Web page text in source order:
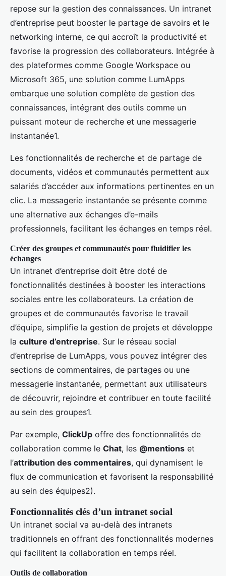
repose sur la gestion des connaissances. Un intranet
d’entreprise peut booster le partage de savoirs et le
networking interne, ce qui accroît la productivité et
favorise la progression des collaborateurs. Intégrée à
des plateformes comme Google Workspace ou
Microsoft 365, une solution comme LumApps
embarque une solution complète de gestion des
connaissances, intégrant des outils comme un
puissant moteur de recherche et une messagerie
instantanée1.
Les fonctionnalités de recherche et de partage de
documents, vidéos et communautés permettent aux
salariés d’accéder aux informations pertinentes en un
clic. La messagerie instantanée se présente comme
une alternative aux échanges d’e-mails
professionnels, facilitant les échanges en temps réel.
Créer des groupes et communautés pour fluidifier les
échanges
Un intranet d’entreprise doit être doté de
fonctionnalités destinées à booster les interactions
sociales entre les collaborateurs. La création de
groupes et de communautés favorise le travail
d’équipe, simplifie la gestion de projets et développe
la culture d’entreprise. Sur le réseau social
d’entreprise de LumApps, vous pouvez intégrer des
sections de commentaires, de partages ou une
messagerie instantanée, permettant aux utilisateurs
de découvrir, rejoindre et contribuer en toute facilité
au sein des groupes1.
Par exemple, ClickUp offre des fonctionnalités de
collaboration comme le Chat, les @mentions et
l’attribution des commentaires, qui dynamisent le
flux de communication et favorisent la responsabilité
au sein des équipes2).
Fonctionnalités clés d’un intranet social
Un intranet social va au-delà des intranets
traditionnels en offrant des fonctionnalités modernes
qui facilitent la collaboration en temps réel.
Outils de collaboration